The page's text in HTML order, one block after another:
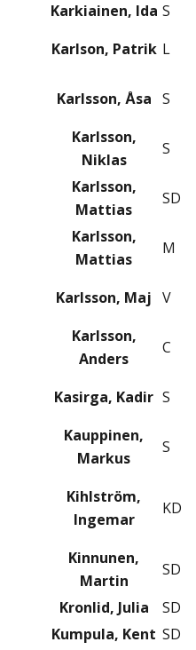
Karkiainen, Ida S
Karlson, Patrik L
Karlsson, Åsa S
Karlsson,
Niklas
S
Karlsson,
Mattias
SD
Karlsson,
Mattias
M
Karlsson, Maj V
Karlsson,
Anders
C
Kasirga, Kadir S
Kauppinen,
Markus
S
Kihlström,
Ingemar
KD
Kinnunen,
Martin
SD
Kronlid, Julia
SD
Kumpula, Kent SD